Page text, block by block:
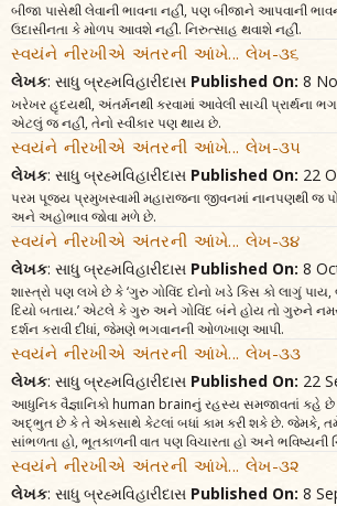
બીજા પાસેથી લેવાની ભાવના નહીં, પણ બીજાને આપવાની
ઉદાસીનતા કે મોળપ આવશે નહીં. નિરુત્સાહ થવાશે નહીં.
સ્વયંને નીરખીએ અંતરની આંખે... લેખ-૩૬
લેખક: સાધુ બ્રહ્મવિહારીદાસ Published On: 8
ખરેખર હૃદયથી, અંતર્મનથી કરવામાં આવેલી સાચી પ્રાર્થના
એટલું જ નહીં, તેનો સ્વીકાર પણ થાય છે.
સ્વયંને નીરખીએ અંતરની આંખે... લેખ-૩૫
લેખક: સાધુ બ્રહ્મવિહારીદાસ Published On: 22
પરમ પૂજ્ય પ્રમુખસ્વામી મહારાજના જીવનમાં નાનપણથી જ
અને અહોભાવ જોવા મળે છે.
સ્વયંને નીરખીએ અંતરની આંખે... લેખ-૩૪
લેખક: સાધુ બ્રહ્મવિહારીદાસ Published On: 8
શાસ્ત્રો પણ લખે છે કે ‘ગુરુ ગોવિંદ દોનો ખડે કિસ કો લાગું
દિયો બતાય.’ એટલે કે ગુરુ અને ગોવિંદ બંને હોય તો ગુરુને
દર્શન કરાવી દીધાં, જેમણે ભગવાનની ઓળખાણ આપી.
સ્વયંને નીરખીએ અંતરની આંખે... લેખ-૩૩
લેખક: સાધુ બ્રહ્મવિહારીદાસ Published On: 22
આધુનિક વૈજ્ઞાનિકો human brainનું રહસ્ય સમજાવતાં
અદ્ભુત છે કે તે એકસાથે કેટલાં બધાં કામ કરી શકે છે. જેમકે, તમે
સાંભળતા હો, ભૂતકાળની વાત પણ વિચારતા હો અને ભવિષ્યની
સ્વયંને નીરખીએ અંતરની આંખે... લેખ-૩૨
લેખક: સાધુ બ્રહ્મવિહારીદાસ Published On: 8